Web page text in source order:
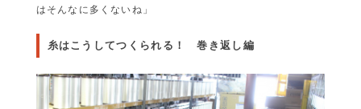
はそんなに多くないね」
糸はこうしてつくられる！ 巻き返し編